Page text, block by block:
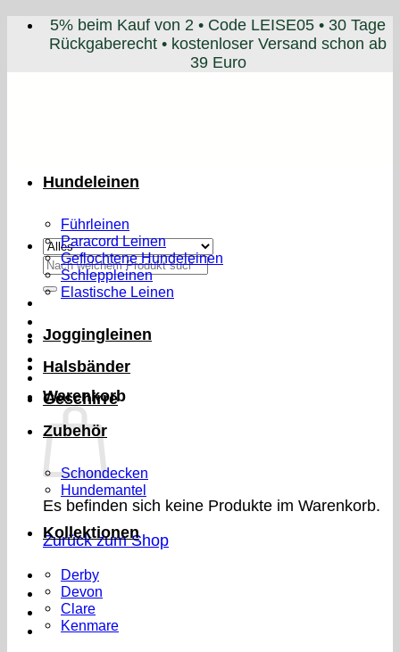
Zum
5% beim Kauf von 2 • Code LEISE05 • 30 Tage
Rückgaberecht • kostenloser Versand schon ab
39 Euro
Suchen
nach:
Warenkorb
Es befinden sich keine Produkte im Warenkorb.
Zurück zum Shop
Hundeleinen
Führleinen
Paracord Leinen
Geflochtene Hundeleinen
Schleppleinen
Elastische Leinen
Joggingleinen
Halsbänder
Geschirre
Zubehör
Schondecken
Hundemantel
Kollektionen
Derby
Devon
Clare
Kenmare